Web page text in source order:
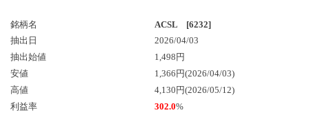
銘柄名
ACSL [6232]
抽出日
2026/04/03
抽出始値
1,498円
安値
1,366円(2026/04/03)
高値
4,130円(2026/05/12)
利益率
302.0%